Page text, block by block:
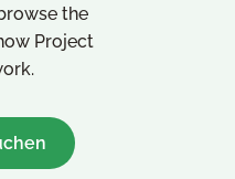
the
Project